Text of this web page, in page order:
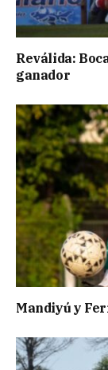
Reválida:
ganador
Mandiyú y